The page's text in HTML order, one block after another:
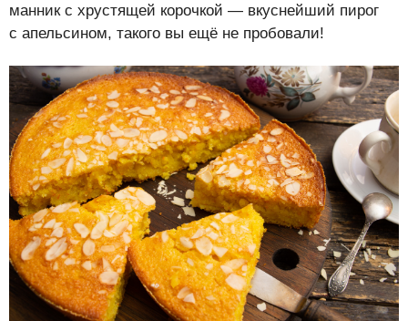
манник с хрустящей корочкой — вкуснейший пирог
с апельсином, такого вы ещё не пробовали!